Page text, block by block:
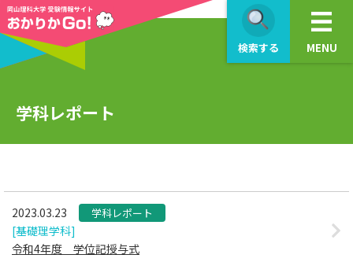
検索する MENU
学科レポート
2023.03.23 学科レポート
[基礎理学科]
令和4年度 学位記授与式